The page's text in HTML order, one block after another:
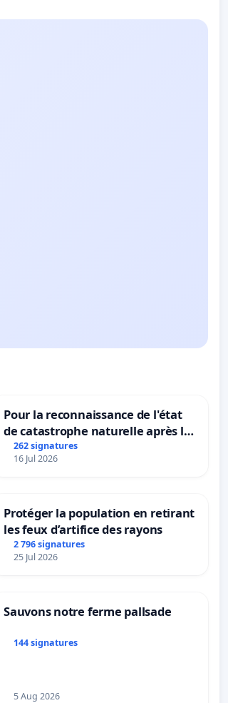
Pour la reconnaissance de l'état
de catastrophe naturelle après la
grêle du 15 juillet 2026 à Aubenas
et ses alentours
262 signatures
16 Jul 2026
Protéger la population en retirant
les feux d’artifice des rayons
2 796 signatures
25 Jul 2026
Sauvons notre ferme pallsade
144 signatures
5 Aug 2026